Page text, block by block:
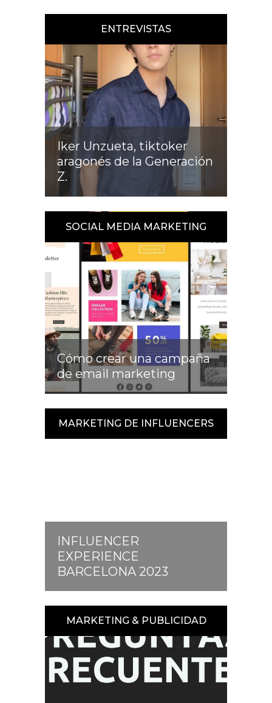
ENTREVISTAS
Iker Unzueta, tiktoker
aragonés de la Generación
Z.
SOCIAL MEDIA MARKETING
Cómo crear una campaña
de email marketing
MARKETING DE INFLUENCERS
INFLUENCER
EXPERIENCE
BARCELONA 2023
MARKETING & PUBLICIDAD